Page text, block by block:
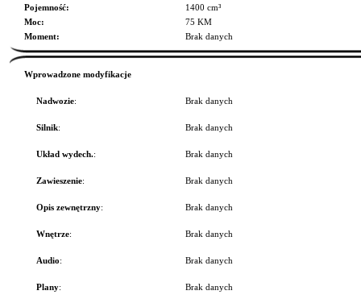
Pojemność:
1400 cm³
Moc:
75 KM
Moment:
Brak danych
Wprowadzone modyfikacje
Nadwozie: Brak danych
Silnik: Brak danych
Układ wydech.: Brak danych
Zawieszenie: Brak danych
Opis zewnętrzny: Brak danych
Wnętrze: Brak danych
Audio: Brak danych
Plany: Brak danych